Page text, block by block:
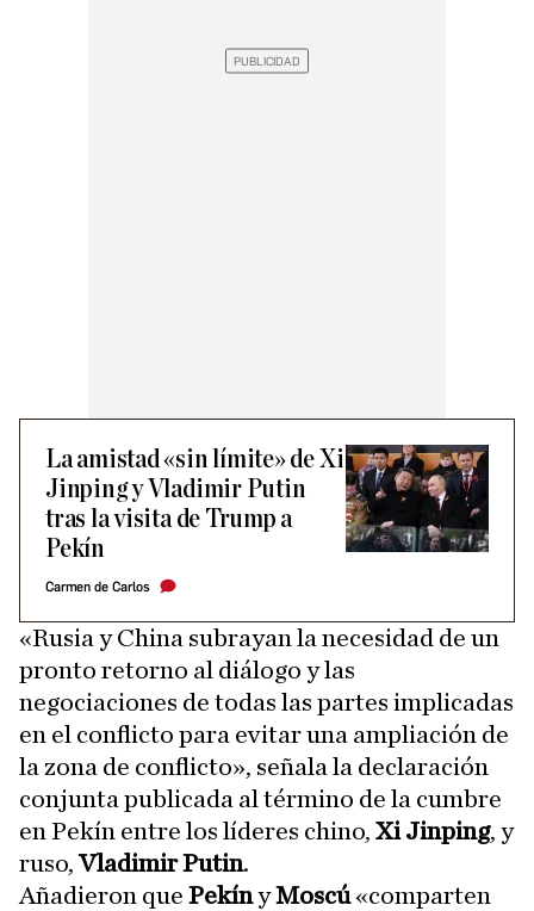
La amistad «sin límite» de Xi
Jinping y Vladimir Putin
tras la visita de Trump a
Pekín
Carmen de Carlos
«Rusia y China subrayan la necesidad de un
pronto retorno al diálogo y las
negociaciones de todas las partes implicadas
en el conflicto para evitar una ampliación de
la zona de conflicto», señala la declaración
conjunta publicada al término de la cumbre
en Pekín entre los líderes chino, Xi Jinping, y
ruso,Vladimir Putin.
Añadieron que PekínyMoscú«comparten